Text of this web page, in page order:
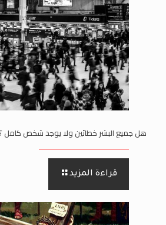
هل جميع البشر خطائين ولا يوجد شخص كامل ؟
قراءة المزيد